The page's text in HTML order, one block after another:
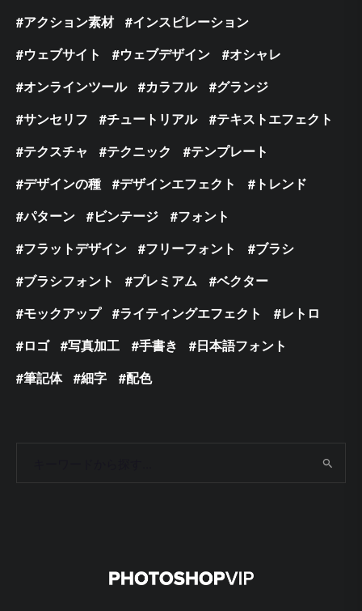
アクション素材
インスピレーション
ウェブサイト
ウェブデザイン
オシャレ
オンラインツール
カラフル
グランジ
サンセリフ
チュートリアル
テキストエフェクト
テクスチャ
テクニック
テンプレート
デザインの種
デザインエフェクト
トレンド
パターン
ビンテージ
フォント
フラットデザイン
フリーフォント
ブラシ
ブラシフォント
プレミアム
ベクター
モックアップ
ライティングエフェクト
レトロ
ロゴ
写真加工 手書き
日本語フォント
筆記体
細字 配色